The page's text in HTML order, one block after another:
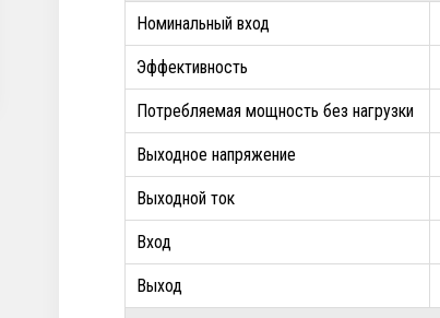
Номинальный вход
Эффективность
Потребляемая мощность без нагрузки
Выходное напряжение
Выходной ток
Вход
Выход